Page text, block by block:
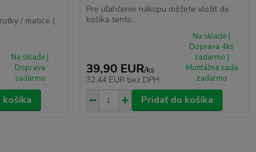
/ matice (
Na sklade |
Doprava
zadarmo
košíka
Pre uľahčenie nákupu môžete vložiť do
košíka tento...
39,90 EUR/ks
32,44 EUR bez DPH
Na sklade |
Doprava 4ks
zadarmo |
Montážna sada
zadarmo
Pridať do košíka